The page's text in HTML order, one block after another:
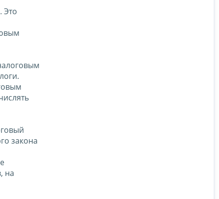
Это
закона
на